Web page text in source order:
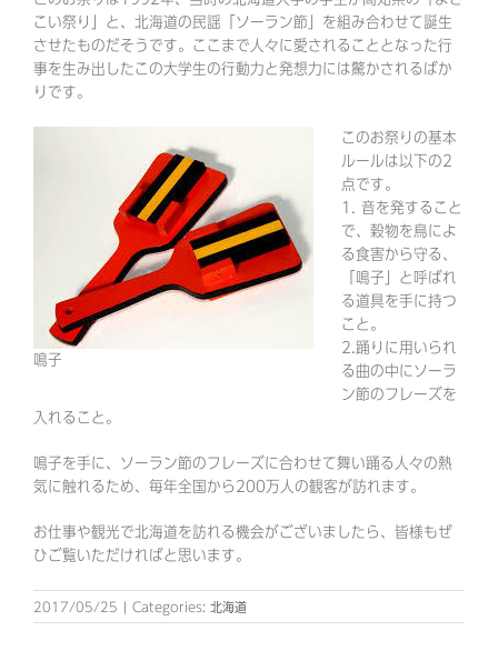
こい祭り」と、北海道の民謡「ソーラン節」を組み合わせて誕生
させたものだそうです。ここまで人々に愛されることとなった行
事を生み出したこの大学生の行動力と発想力には驚かされるばか
りです。
鳴子
このお祭りの基本
ルールは以下の2
点です。
1. 音を発すること
で、穀物を鳥によ
る食害から守る、
「鳴子」と呼ばれ
る道具を手に持つ
こと。
2.踊りに用いられ
る曲の中にソーラ
ン節のフレーズを
入れること。
鳴子を手に、ソーラン節のフレーズに合わせて舞い踊る人々の熱
気に触れるため、毎年全国から200万人の観客が訪れます。
お仕事や観光で北海道を訪れる機会がございましたら、皆様もぜ
ひご覧いただければと思います。
2017/05/25 | Categories: 北海道